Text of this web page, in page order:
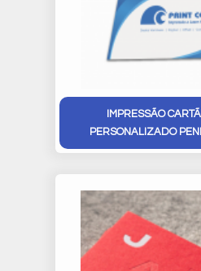
IMPRESSÃO
PERSONALIZADO